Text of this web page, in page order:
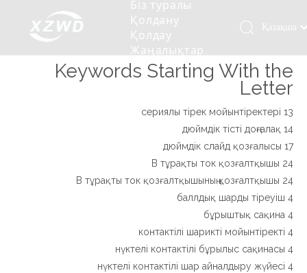
Біз туралы
Сынақ жабдығы
Қолдану
Пісіру роботы
Автоматты орнату сызығы
Паллетизация роботтары
Қолдау
Жаңалықтар
Өнеркәсіп жаңалықтары
Бізбен
хабарласыңыз
Қазақша
Türk dili
Tiếng Việt
한국어
日本語
Italiano
Deutsch
Português
Pусский
Français
العربية
Keywords Starting With the
Letter
13 сериялы тірек мойынтіректері
14 дюймдік тісті доңғалақ
17 дюймдік слайд қозғалысы
24 В тұрақты ток қозғалтқышы
24 В тұрақты ток қозғалтқышының қозғалтқышы
4 баллдық шарды тіреуіш
4 бұрыштық сақина
4 контактілі шарикті мойынтіректі
4 нүктелі контактілі бұрылыс сақинасы
4 нүктелі контактілі шар айналдыру жүйесі